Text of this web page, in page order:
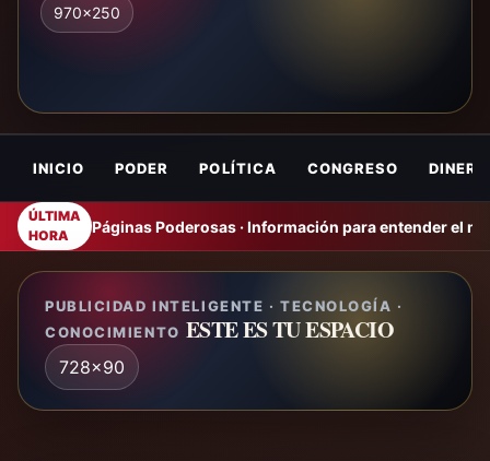
970x250
INICIO PODER POLÍTICA CONGRESO DINERO
ÚLTIMA
HORA
Páginas Poderosas · Información para entender el
PUBLICIDAD INTELIGENTE · TECNOLOGÍA ·
CONOCIMIENTO ESTE ES TU ESPACIO
728x90